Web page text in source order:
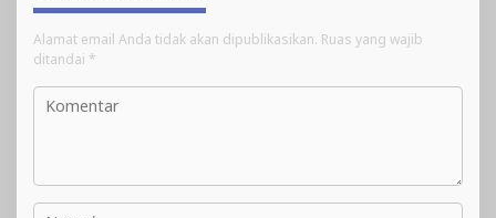
Alamat email Anda tidak akan dipublikasikan. Ruas yang wajib
ditandai *